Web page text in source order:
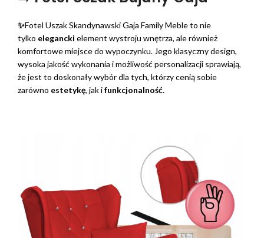
✨Fotel Uszak Skandynawski Gaja Family Meble to nie
tylko elegancki element wystroju wnętrza, ale również
komfortowe miejsce do wypoczynku. Jego klasyczny design,
wysoka jakość wykonania i możliwość personalizacji sprawiają,
że jest to doskonały wybór dla tych, którzy cenią sobie
zarówno estetykę, jak ifunkcjonalność.